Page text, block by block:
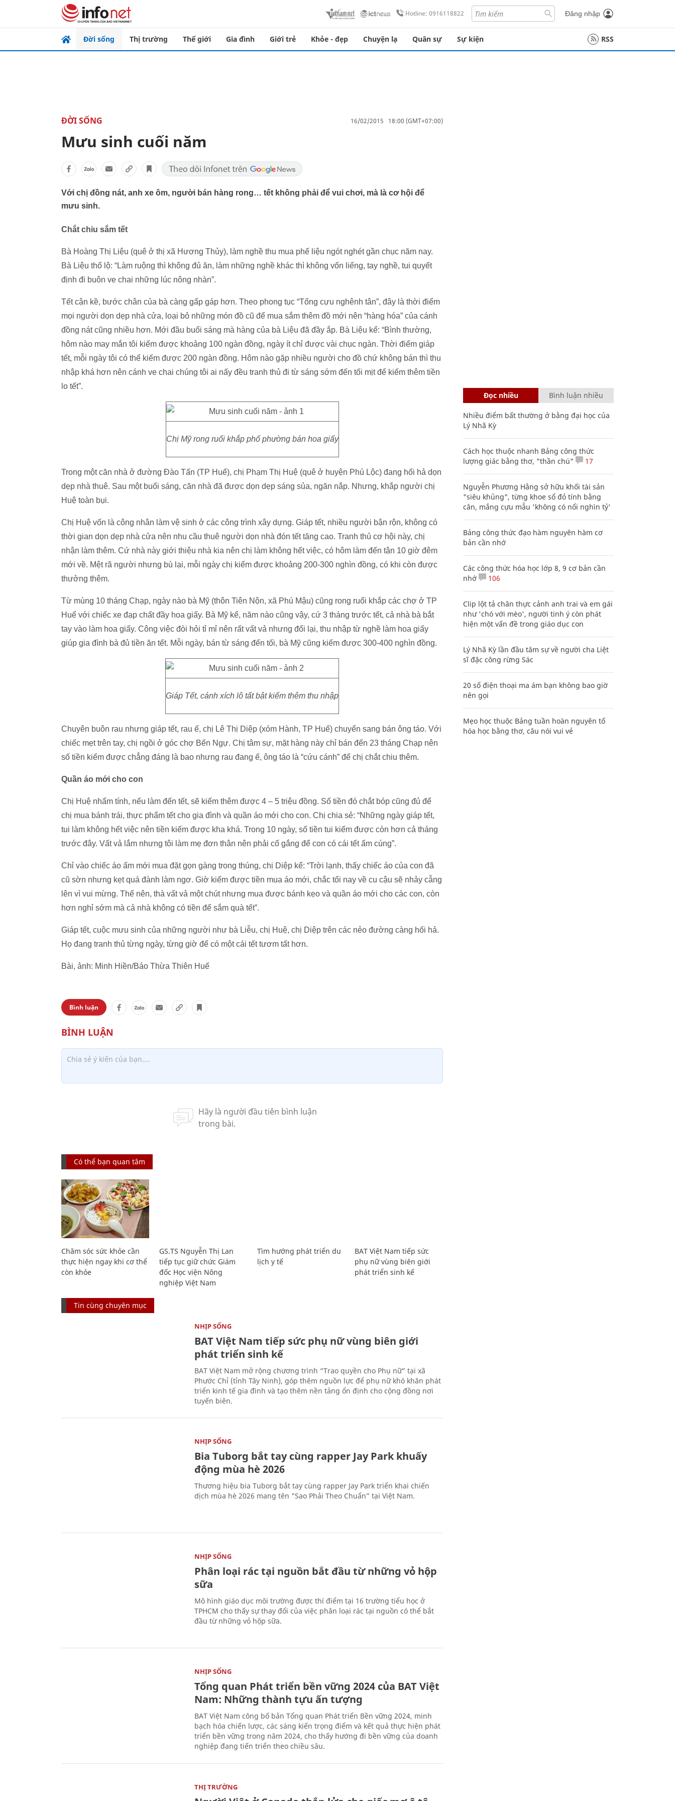
Hotline: 0916118822 Đăng nhập
Đời sống Thị trường Thế giới Gia đình Giới trẻ Khỏe - đẹp Chuyện lạ Quân sự Sự kiện RSS
ĐỜI SỐNG 16/02/2015 18:00 (GMT+07:00)
Mưu sinh cuối năm
Với chị đồng nát, anh xe ôm, người bán hàng rong… tết không phải để vui chơi, mà là cơ hội để
mưu sinh.
Chắt chiu sắm tết
Bà Hoàng Thị Liệu (quê ở thị xã Hương Thủy), làm nghề thu mua phế liệu ngót nghét gần chục năm nay.
Bà Liệu thổ lộ: “Làm ruộng thì không đủ ăn, làm những nghề khác thì không vốn liếng, tay nghề, tui quyết
định đi buôn ve chai những lúc nông nhàn”.
Tết cận kề, bước chân của bà càng gấp gáp hơn. Theo phong tục “Tống cựu nghênh tân”, đây là thời điểm
mọi người dọn dẹp nhà cửa, loại bỏ những món đồ cũ để mua sắm thêm đồ mới nên “hàng hóa” của cánh
đồng nát cũng nhiều hơn. Mới đầu buổi sáng mà hàng của bà Liệu đã đầy ắp. Bà Liệu kể: “Bình thường,
hôm nào may mắn tôi kiếm được khoảng 100 ngàn đồng, ngày ít chỉ được vài chục ngàn. Thời điểm giáp
tết, mỗi ngày tôi có thể kiếm được 200 ngàn đồng. Hôm nào gặp nhiều người cho đồ chứ không bán thì thu
nhập khá hơn nên cánh ve chai chúng tôi ai nấy đều tranh thủ đi từ sáng sớm đến tối mịt để kiếm thêm tiền
lo tết”.
Chị Mỹ rong ruổi khắp phố phường bán hoa giấy
Trong một căn nhà ở đường Đào Tấn (TP Huế), chị Phạm Thị Huệ (quê ở huyện Phú Lộc) đang hối hả dọn
dẹp nhà thuê. Sau một buổi sáng, căn nhà đã được dọn dẹp sáng sủa, ngăn nắp. Nhưng, khắp người chị
Huệ toàn bụi.
Chị Huệ vốn là công nhân làm vệ sinh ở các công trình xây dựng. Giáp tết, nhiều người bận rộn, không có
thời gian dọn dẹp nhà cửa nên nhu cầu thuê người dọn nhà đón tết tăng cao. Tranh thủ cơ hội này, chị
nhận làm thêm. Cứ nhà này giới thiệu nhà kia nên chị làm không hết việc, có hôm làm đến tận 10 giờ đêm
mới về. Mệt rã người nhưng bù lại, mỗi ngày chị kiếm được khoảng 200-300 nghìn đồng, có khi còn được
thưởng thêm.
Từ mùng 10 tháng Chạp, ngày nào bà Mỹ (thôn Tiên Nộn, xã Phú Mậu) cũng rong ruổi khắp các chợ ở TP
Huế với chiếc xe đạp chất đầy hoa giấy. Bà Mỹ kể, năm nào cũng vậy, cứ 3 tháng trước tết, cả nhà bà bắt
tay vào làm hoa giấy. Công việc đòi hỏi tỉ mỉ nên rất vất vả nhưng đổi lại, thu nhập từ nghề làm hoa giấy
giúp gia đình bà đủ tiền ăn tết. Mỗi ngày, bán từ sáng đến tối, bà Mỹ cũng kiếm được 300-400 nghìn đồng.
Giáp Tết, cánh xích lô tất bật kiếm thêm thu nhập
Chuyên buôn rau nhưng giáp tết, rau ế, chị Lê Thị Diệp (xóm Hành, TP Huế) chuyển sang bán ông táo. Với
chiếc mẹt trên tay, chị ngồi ở góc chợ Bến Ngự. Chị tâm sự, mặt hàng này chỉ bán đến 23 tháng Chạp nên
số tiền kiếm được chẳng đáng là bao nhưng rau đang ế, ông táo là “cứu cánh” để chị chắt chiu thêm.
Quần áo mới cho con
Chị Huệ nhẩm tính, nếu làm đến tết, sẽ kiếm thêm được 4 – 5 triệu đồng. Số tiền đó chắt bóp cũng đủ để
chị mua bánh trái, thực phẩm tết cho gia đình và quần áo mới cho con. Chị chia sẻ: “Những ngày giáp tết,
tui làm không hết việc nên tiền kiếm được kha khá. Trong 10 ngày, số tiền tui kiếm được còn hơn cả tháng
trước đây. Vất vả lắm nhưng tôi làm mẹ đơn thân nên phải cố gắng để con có cái tết ấm cúng”.
Chỉ vào chiếc áo ấm mới mua đặt gọn gàng trong thúng, chị Diệp kể: “Trời lạnh, thấy chiếc áo của con đã
cũ sờn nhưng kẹt quá đành làm ngơ. Giờ kiếm được tiền mua áo mới, chắc tối nay về cu cậu sẽ nhảy cẫng
lên vì vui mừng. Thế nên, thà vất vả một chút nhưng mua được bánh kẹo và quần áo mới cho các con, còn
hơn nghỉ sớm mà cả nhà không có tiền để sắm quà tết”.
Giáp tết, cuộc mưu sinh của những người như bà Liễu, chị Huệ, chị Diệp trên các nẻo đường càng hối hả.
Họ đang tranh thủ từng ngày, từng giờ để có một cái tết tươm tất hơn.
Bài, ảnh: Minh Hiền/Báo Thừa Thiên Huế
Bình luận
Có thể bạn quan tâm
Chăm sóc sức khỏe cần
thực hiện ngay khi cơ thể
còn khỏe
GS.TS Nguyễn Thị Lan
tiếp tục giữ chức Giám
đốc Học viện Nông
nghiệp Việt Nam
Tìm hướng phát triển du
lịch y tế
BAT Việt Nam tiếp sức
phụ nữ vùng biên giới
phát triển sinh kế
Tin cùng chuyên mục
NHỊP SỐNG
BAT Việt Nam tiếp sức phụ nữ vùng biên giới
phát triển sinh kế
BAT Việt Nam mở rộng chương trình “Trao quyền cho Phụ nữ” tại xã
Phước Chỉ (tỉnh Tây Ninh), góp thêm nguồn lực để phụ nữ khó khăn phát
triển kinh tế gia đình và tạo thêm nền tảng ổn định cho cộng đồng nơi
tuyến biên.
NHỊP SỐNG
Bia Tuborg bắt tay cùng rapper Jay Park khuấy
động mùa hè 2026
Thương hiệu bia Tuborg bắt tay cùng rapper Jay Park triển khai chiến
dịch mùa hè 2026 mang tên "Sao Phải Theo Chuẩn” tại Việt Nam.
NHỊP SỐNG
Phân loại rác tại nguồn bắt đầu từ những vỏ hộp
sữa
Mô hình giáo dục môi trường được thí điểm tại 16 trường tiểu học ở
TPHCM cho thấy sự thay đổi của việc phân loại rác tại nguồn có thể bắt
đầu từ những vỏ hộp sữa.
NHỊP SỐNG
Tổng quan Phát triển bền vững 2024 của BAT Việt
Nam: Những thành tựu ấn tượng
BAT Việt Nam công bố bản Tổng quan Phát triển Bền vững 2024, minh
bạch hóa chiến lược, các sáng kiến trọng điểm và kết quả thực hiện phát
triển bền vững trong năm 2024, cho thấy hướng đi bền vững của doanh
nghiệp đang tiến triển theo chiều sâu.
THỊ TRƯỜNG
Đọc nhiều Bình luận nhiều
Nhiều điểm bất thường ở bằng đại học của
Lý Nhã Kỳ
Cách học thuộc nhanh Bảng công thức
lượng giác bằng thơ, "thần chú"
17
Nguyễn Phương Hằng sở hữu khối tài sản
"siêu khủng", từng khoe sổ đỏ tính bằng
cân, mắng cựu mẫu 'không có nổi nghìn tỷ'
Bảng công thức đạo hàm nguyên hàm cơ
bản cần nhớ
Các công thức hóa học lớp 8, 9 cơ bản cần
nhớ
106
Clip lột tả chân thực cảnh anh trai và em gái
như 'chó với mèo', người tinh ý còn phát
hiện một vấn đề trong giáo dục con
Lý Nhã Kỳ lần đầu tâm sự về người cha Liệt
sĩ đặc công rừng Sác
20 số điện thoại ma ám bạn không bao giờ
nên gọi
Mẹo học thuộc Bảng tuần hoàn nguyên tố
hóa học bằng thơ, câu nói vui vẻ